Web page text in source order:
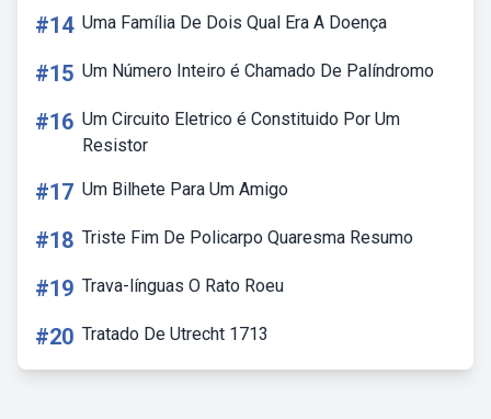
#14 Uma Família De Dois Qual Era A Doença
#15 Um Número Inteiro é Chamado De Palíndromo
#16 Um Circuito Eletrico é Constituido Por Um
Resistor
#17 Um Bilhete Para Um Amigo
#18 Triste Fim De Policarpo Quaresma Resumo
#19 Trava-línguas O Rato Roeu
#20 Tratado De Utrecht 1713